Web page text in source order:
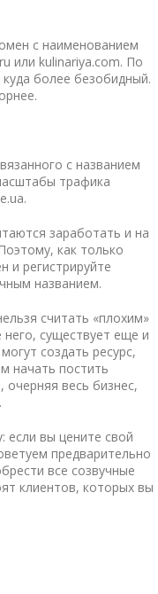
с наименованием
или kulinariya.com. По
более безобидный.
с названием
трафика
заработать и на
как только
и регистрируйте
названием.
считать «плохим»
существует еще и
создать ресурс,
начать постить
весь бизнес,
если вы цените свой
предварительно
все созвучные
клиентов, которых вы